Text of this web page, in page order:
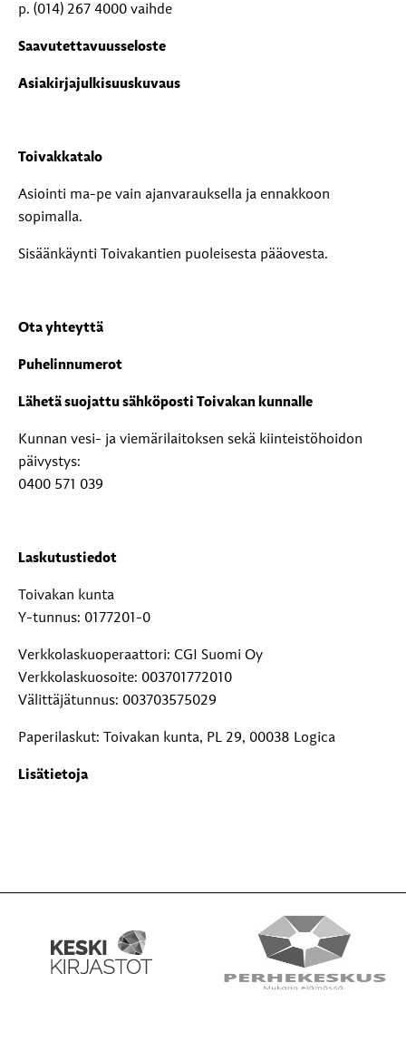
p. (014) 267 4000 vaihde
Saavutettavuusseloste
Asiakirjajulkisuuskuvaus
Toivakkatalo
Asiointi ma-pe vain ajanvarauksella ja ennakkoon
sopimalla.
Sisäänkäynti Toivakantien puoleisesta pääovesta.
Ota yhteyttä
Puhelinnumerot
Lähetä suojattu sähköposti Toivakan kunnalle
Kunnan vesi- ja viemärilaitoksen sekä kiinteistöhoidon
päivystys:
0400 571 039
Laskutustiedot
Toivakan kunta
Y-tunnus: 0177201-0
Verkkolaskuoperaattori: CGI Suomi Oy
Verkkolaskuosoite: 003701772010
Välittäjätunnus: 003703575029
Paperilaskut: Toivakan kunta, PL 29, 00038 Logica
Lisätietoja